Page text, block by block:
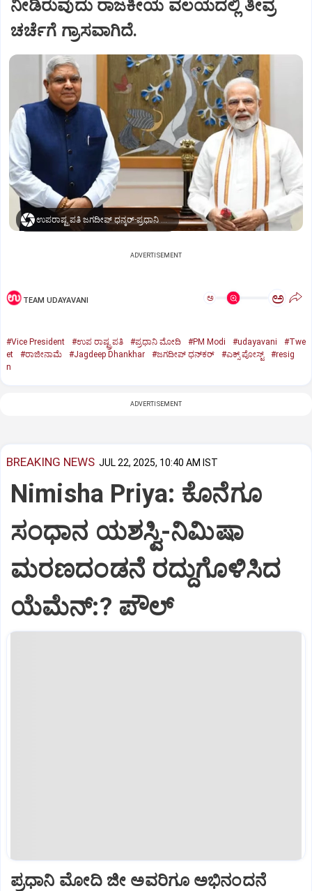
ನೀಡಿರುವುದು ರಾಜಕೀಯ ವಲಯದಲ್ಲಿ ತೀವ್ರ
ಚರ್ಚೆಗೆ ಗ್ರಾಸವಾಗಿದೆ.
ಉಪರಾಷ್ಟ್ರಪತಿ ಜಗದೀಪ್‌ ಧನ್ಕರ್-ಪ್ರಧಾನಿ ಮೋದಿ
ADVERTISEMENT
TEAM UDAYAVANI ಅ ಅ
#Vice President #ಉಪ ರಾಷ್ಟ್ರಪತಿ #ಪ್ರಧಾನಿ ಮೋದಿ #PM Modi #udayavani
#Twe
et
#ರಾಜೀನಾಮೆ #Jagdeep Dhankhar #ಜಗದೀಪ್‌ ಧನ್‌ಕರ್‌ #ಎಕ್ಸ್‌ ಪೋಸ್ಟ್
#resig
n
ADVERTISEMENT
BREAKING NEWS JUL 22, 2025, 10:40 AM IST
Nimisha Priya: ಕೊನೆಗೂ
ಸಂಧಾನ ಯಶಸ್ವಿ-ನಿಮಿಷಾ
ಮರಣದಂಡನೆ ರದ್ದುಗೊಳಿಸಿದ
ಯೆಮೆನ್:? ಪೌಲ್
ಪ್ರಧಾನಿ ಮೋದಿ ಜೀ ಅವರಿಗೂ ಅಭಿನಂದನೆ